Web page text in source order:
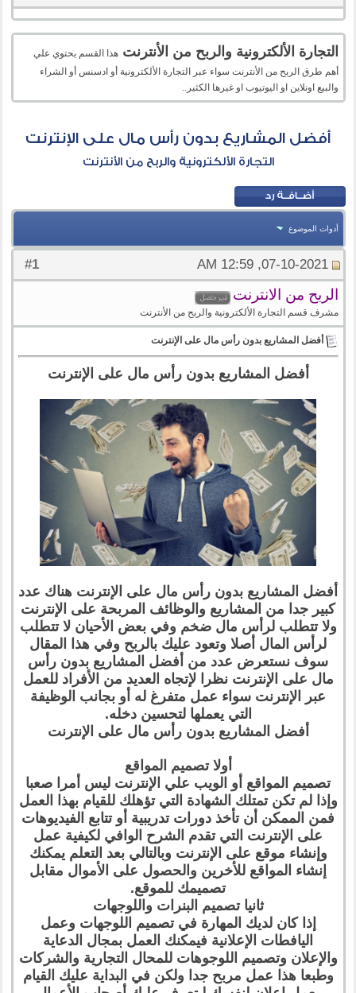
التجارة الألكترونية والربح من الأنترنت هذا القسم يحتوي علي
أهم طرق الربح من الأنترنت سواء عبر التجارة الألكترونية أو ادسنس أو الشراء
والبيع اونلاين او اليوتيوب او غيرها الكثير..
أفضل المشاريع بدون رأس مال على الإنترنت
التجارة الألكترونية والربح من الأنترنت
أدوات الموضوع
#
1 07-10-2021, 12:59 AM
الربح من الانترنت
مشرف قسم التجارة الألكترونية والربح من الأنترنت
أفضل المشاريع بدون رأس مال على الإنترنت
أفضل المشاريع بدون رأس مال على الإنترنت
أفضل المشاريع بدون رأس مال على الإنترنت هناك عدد
كبير جدا من المشاريع والوظائف المربحة على الإنترنت
ولا تتطلب لرأس مال ضخم وفي بعض الأحيان لا تتطلب
لرأس المال أصلا وتعود عليك بالربح وفي هذا المقال
سوف نستعرض عدد من أفضل المشاريع بدون رأس
مال على الإنترنت نظرا لإتجاه العديد من الأفراد للعمل
عبر الإنترنت سواء عمل متفرغ له أو بجانب الوظيفة
التي يعملها لتحسين دخله.
أفضل المشاريع بدون رأس مال على الإنترنت
أولا تصميم المواقع
تصميم المواقع أو الويب علي الإنترنت ليس أمرا صعبا
وإذا لم تكن تمتلك الشهادة التي تؤهلك للقيام بهذا العمل
فمن الممكن أن تأخذ دورات تدريبية أو تتابع الفيديوهات
على الإنترنت التي تقدم الشرح الوافي لكيفية عمل
وإنشاء موقع على الإنترنت وبالتالي بعد التعلم يمكنك
إنشاء المواقع للأخرين والحصول على الأموال مقابل
تصميمك للموقع.
ثانيا تصميم البنرات واللوجهات
إذا كان لديك المهارة في تصميم اللوجهات وعمل
اليافطات الإعلانية فيمكنك العمل بمجال الدعاية
والإعلان وتصميم اللوجوهات للمحال التجارية والشركات
وطبعا هذا عمل مربح جدا ولكن في البداية عليك القيام